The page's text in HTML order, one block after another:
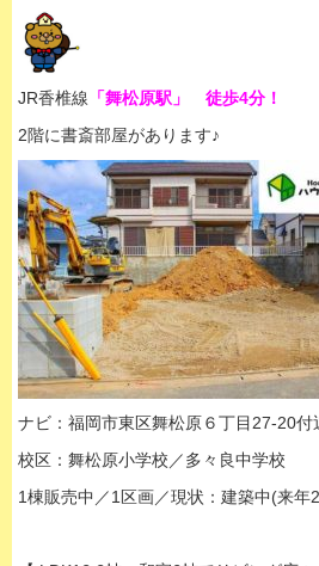
JR香椎線 「舞松原駅」 徒歩4分！
2階に書斎部屋があります♪
ナビ：福岡市東区舞松原６丁目27-20付
校区：舞松原小学校／多々良中学校
1棟販売中／1区画／現状：建築中(来年